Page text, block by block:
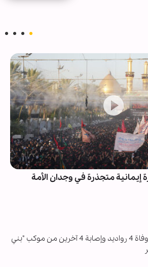
إيمانية متجذرة في وجدان الأمة
وفاة 4 رواديد وإصابة 4 آخرين من موكب "بني